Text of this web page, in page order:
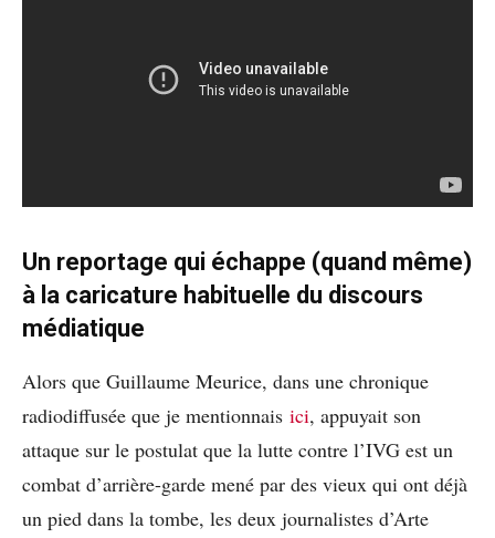
Un reportage qui échappe (quand même)
à la caricature habituelle du discours
médiatique
Alors que Guillaume Meurice, dans une chronique
radiodiffusée que je mentionnais ici, appuyait son
attaque sur le postulat que la lutte contre l’IVG est un
combat d’arrière-garde mené par des vieux qui ont déjà
un pied dans la tombe, les deux journalistes d’Arte